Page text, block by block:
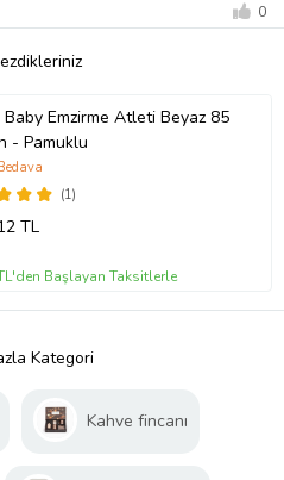
0
Baby Emzirme Atleti Beyaz 85
- Pamuklu
(1)
TL
Başlayan Taksitlerle
Kategori
Kahve fincanı